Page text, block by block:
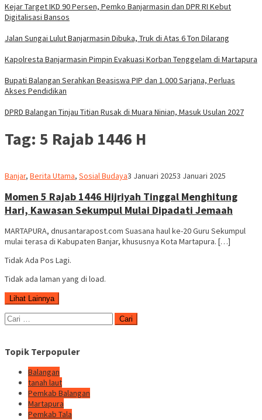
Kejar Target IKD 90 Persen, Pemko Banjarmasin dan DPR RI Kebut
Digitalisasi Bansos
Jalan Sungai Lulut Banjarmasin Dibuka, Truk di Atas 6 Ton Dilarang
Kapolresta Banjarmasin Pimpin Evakuasi Korban Tenggelam di Martapura
Bupati Balangan Serahkan Beasiswa PIP dan 1.000 Sarjana, Perluas
Akses Pendidikan
DPRD Balangan Tinjau Titian Rusak di Muara Ninian, Masuk Usulan 2027
Tag: 5 Rajab 1446 H
Banjar, Berita Utama, Sosial BudayaRedaksi
3 Januari 20253 Januari 2025
Momen 5 Rajab 1446 Hijriyah Tinggal Menghitung
Hari, Kawasan Sekumpul Mulai Dipadati Jemaah
MARTAPURA, dnusantarapost.com Suasana haul ke-20 Guru Sekumpul
mulai terasa di Kabupaten Banjar, khususnya Kota Martapura. […]
Tidak Ada Pos Lagi.
Tidak ada laman yang di load.
Lihat Lainnya
Cari
untuk:
Topik Terpopuler
Balangan
tanah laut
Pemkab Balangan
Martapura
Pemkab Tala